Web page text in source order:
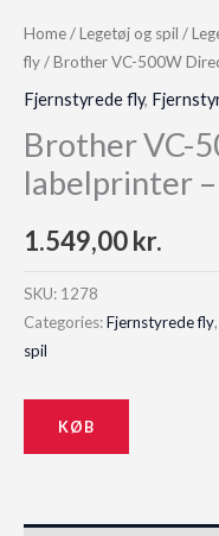
Home/Legetøj og spil /
fly/ Brother VC-500W
Fjernstyrede fly,
Brother VC-
labelprinter
1.549,00kr.
SKU: 1278
Categories:Fjernstyrede fly,
spil
KØB